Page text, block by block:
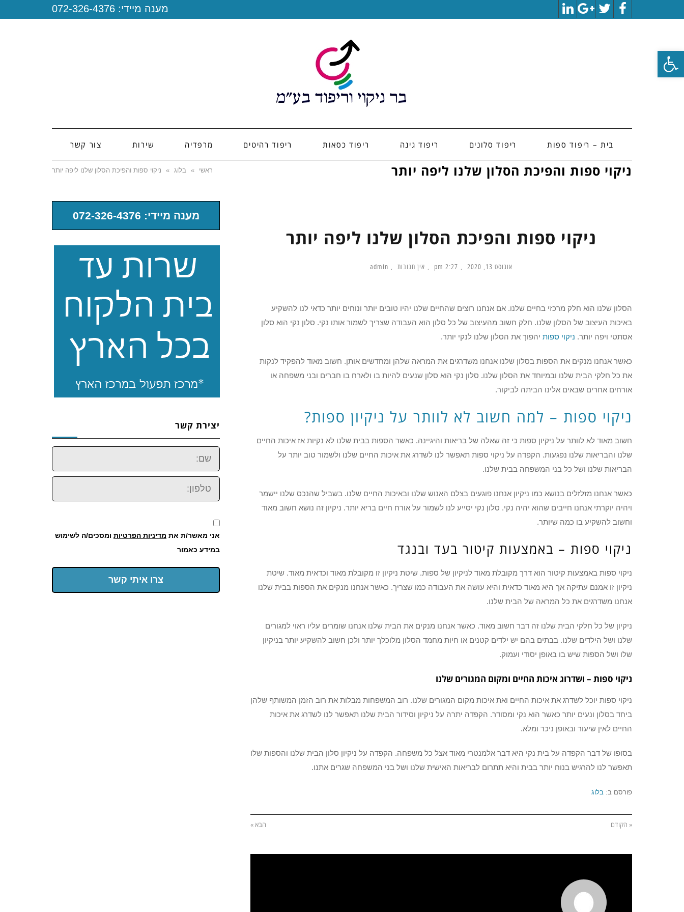
פתח סרגל נגישות
Facebook
Twitter
Google+
LinkedIn
מענה מיידי: 072-326-4376
בית – ריפוד ספות ריפוד סלונים ריפוד גינה ריפוד כסאות ריפוד רהיטים מרפדיה שירות צור קשר
ניקוי ספות והפיכת הסלון שלנו ליפה יותר ראשי » בלוג » ניקוי ספות והפיכת הסלון שלנו ליפה יותר
ניקוי ספות והפיכת הסלון שלנו ליפה יותר
אוגוסט 13, 2020 2:27 pm אין תגובות admin
הסלון שלנו הוא חלק מרכזי בחיים שלנו. אם אנחנו רוצים שהחיים שלנו יהיו טובים יותר ונוחים יותר כדאי לנו להשקיע
באיכות העיצוב של הסלון שלנו. חלק חשוב מהעיצוב של כל סלון הוא העבודה שצריך לשמור אותו נקי. סלון נקי הוא סלון
אסתטי ויפה יותר. ניקוי ספות יהפוך את הסלון שלנו לנקי יותר.
כאשר אנחנו מנקים את הספות בסלון שלנו אנחנו משדרגים את המראה שלהן ומחדשים אותן. חשוב מאוד להפקיד לנקות
את כל חלקי הבית שלנו ובמיוחד את הסלון שלנו. סלון נקי הוא סלון שנעים להיות בו ולארח בו חברים ובני משפחה או
אורחים אחרים שבאים אלינו הביתה לביקור.
ניקוי ספות – למה חשוב לא לוותר על ניקיון ספות?
חשוב מאוד לא לוותר על ניקיון ספות כי זה שאלה של בריאות והיגיינה. כאשר הספות בבית שלנו לא נקיות אז איכות החיים
שלנו והבריאות שלנו נפגעות. הקפדה על ניקוי ספות תאפשר לנו לשדרג את איכות החיים שלנו ולשמור טוב יותר על
הבריאות שלנו ושל כל בני המשפחה בבית שלנו.
כאשר אנחנו מזלזלים בנושא כמו ניקיון אנחנו פוגעים בצלם האנוש שלנו ובאיכות החיים שלנו. בשביל שהנכס שלנו יישמר
ויהיה יוקרתי אנחנו חייבים שהוא יהיה נקי. סלון נקי יסייע לנו לשמור על אורח חיים בריא יותר. ניקיון זה נושא חשוב מאוד
וחשוב להשקיע בו כמה שיותר.
ניקוי ספות – באמצעות קיטור בעד ובנגד
ניקוי ספות באמצעות קיטור הוא דרך מקובלת מאוד לניקיון של ספות. שיטת ניקיון זו מקובלת מאוד וכדאית מאוד. שיטת
ניקיון זו אמנם עתיקה אך היא מאוד כדאית והיא עושה את העבודה כמו שצריך. כאשר אנחנו מנקים את הספות בבית שלנו
אנחנו משדרגים את כל המראה של הבית שלנו.
ניקיון של כל חלקי הבית שלנו זה דבר חשוב מאוד. כאשר אנחנו מנקים את הבית שלנו אנחנו שומרים עליו ראוי למגורים
שלנו ושל הילדים שלנו. בבתים בהם יש ילדים קטנים או חיות מחמד הסלון מלוכלך יותר ולכן חשוב להשקיע יותר בניקיון
שלו ושל הספות שיש בו באופן יסודי ועמוק.
ניקוי ספות – ושדרוג איכות החיים ומקום המגורים שלנו
ניקוי ספות יוכל לשדרג את איכות החיים ואת איכות מקום המגורים שלנו. רוב המשפחות מבלות את רוב הזמן המשותף שלהן
ביחד בסלון ונעים יותר כאשר הוא נקי ומסודר. הקפדה יתרה על ניקיון וסידור הבית שלנו תאפשר לנו לשדרג את איכות
החיים לאין שיעור ובאופן ניכר ומלא.
בסופו של דבר הקפדה על בית נקי היא דבר אלמנטרי מאוד אצל כל משפחה. הקפדה על ניקיון סלון הבית שלנו והספות שלו
תאפשר לנו להרגיש בנוח יותר בבית והיא תתרום לבריאות האישית שלנו ושל בני המשפחה שגרים אתנו.
פורסם ב: בלוג
« הקודם הבא »
מענה מיידי: 072-326-4376
יצירת קשר
שם:
טלפון:
אני מאשר/ת את מדיניות הפרטיות ומסכים/ה לשימוש
במידע כאמור
צרו איתי קשר